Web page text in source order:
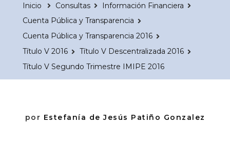
Inicio Consultas
Información Financiera
Cuenta Pública y Transparencia
Cuenta Pública y Transparencia 2016
Título V 2016
Título V Descentralizada 2016
Título V Segundo Trimestre IMIPE 2016
por Estefanía de Jesús Patiño Gonzalez